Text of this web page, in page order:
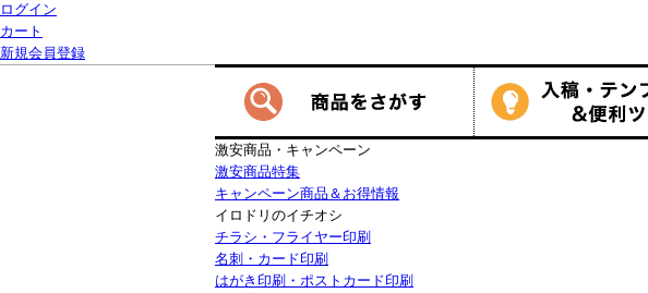
ログイン
カート
新規会員登録
激安商品・キャンペーン
激安商品特集
キャンペーン商品＆お得情報
イロドリのイチオシ
チラシ・フライヤー印刷
名刺・カード印刷
はがき印刷・ポストカード印刷